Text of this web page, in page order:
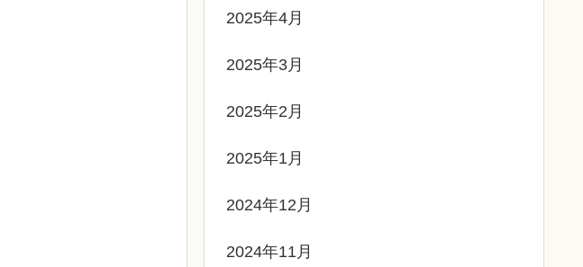
2025年4月
2025年3月
2025年2月
2025年1月
2024年12月
2024年11月